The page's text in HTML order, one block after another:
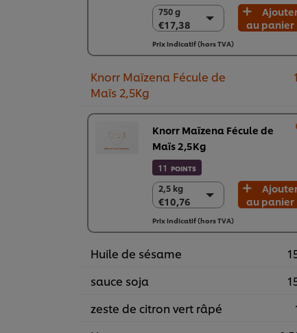
750 g
€17,38
750 g
€17,38
2 x 750g
€34,76
au panier
Prix indicatif (hors TVA)
Knorr Maïzena Fécule de
Maïs 2,5Kg
Knorr Maïzena Fécule de
Maïs 2,5Kg
11 POINTS
2,5 kg
€10,76
2,5 kg
€10,76
4 x 2,5 kg
€43,05
au panier
Prix indicatif (hors TVA)
Huile de sésame
sauce soja
zeste de citron vert râpé